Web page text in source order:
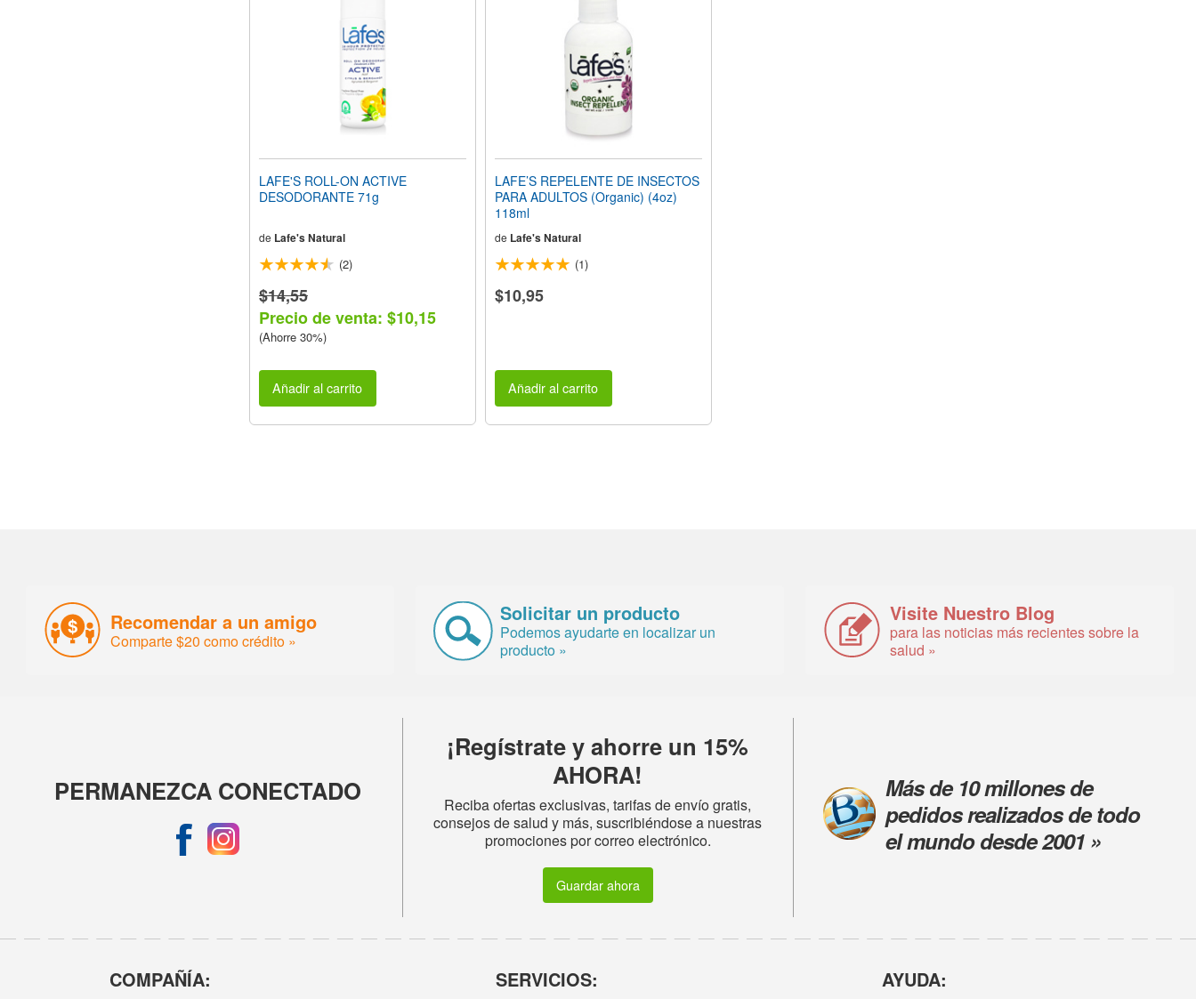
LAFE'S ROLL-ON ACTIVE
DESODORANTE 71g
de Lafe's Natural
(2)
$14,55
Precio de venta: $10,15
(Ahorre 30%)
Añadir al carrito
LAFE’S REPELENTE DE INSECTOS
PARA ADULTOS (Organic) (4oz)
118ml
de Lafe's Natural
(1)
$10,95
Añadir al carrito
Recomendar a un amigo
Comparte $20 como crédito »
Solicitar un producto
Podemos ayudarte en localizar un
producto »
Visite Nuestro Blog
para las noticias más recientes sobre la
salud »
PERMANEZCA CONECTADO
¡Regístrate y ahorre un 15%
AHORA!
Reciba ofertas exclusivas, tarifas de envío gratis,
consejos de salud y más, suscribiéndose a nuestras
promociones por correo electrónico.
Guardar ahora
Más de 10 millones de
pedidos realizados de todo
el mundo desde 2001 »
COMPAÑÍA: SERVICIOS: AYUDA: